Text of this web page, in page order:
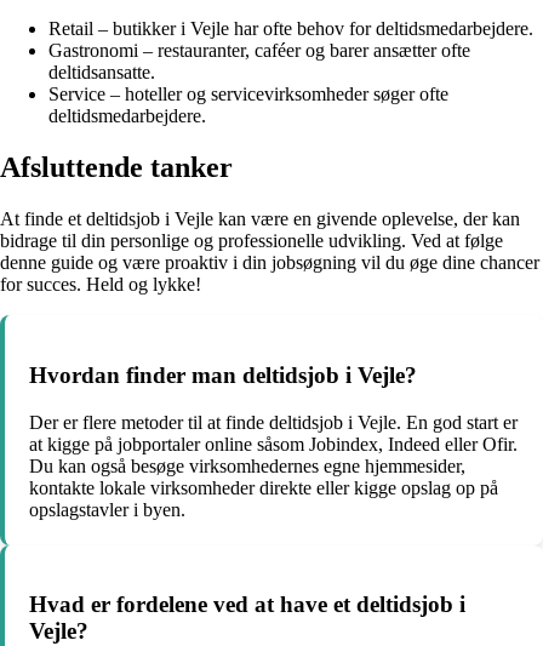
Retail – butikker i Vejle har ofte behov for deltidsmedarbejdere.
Gastronomi – restauranter, caféer og barer ansætter ofte
deltidsansatte.
Service – hoteller og servicevirksomheder søger ofte
deltidsmedarbejdere.
Afsluttende tanker
At finde et deltidsjob i Vejle kan være en givende oplevelse, der kan
bidrage til din personlige og professionelle udvikling. Ved at følge
denne guide og være proaktiv i din jobsøgning vil du øge dine chancer
for succes. Held og lykke!
Hvordan finder man deltidsjob i Vejle?
Der er flere metoder til at finde deltidsjob i Vejle. En god start er
at kigge på jobportaler online såsom Jobindex, Indeed eller Ofir.
Du kan også besøge virksomhedernes egne hjemmesider,
kontakte lokale virksomheder direkte eller kigge opslag op på
opslagstavler i byen.
Hvad er fordelene ved at have et deltidsjob i
Vejle?